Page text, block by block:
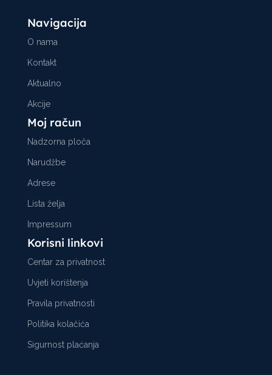
Navigacija
O nama
Kontakt
Aktualno
Akcije
Moj račun
Nadzorna ploča
Narudžbe
Adrese
Lista želja
Impressum
Korisni linkovi
Centar za privatnost
Uvjeti korištenja
Pravila privatnosti
Politika kolačića
Sigurnost plaćanja